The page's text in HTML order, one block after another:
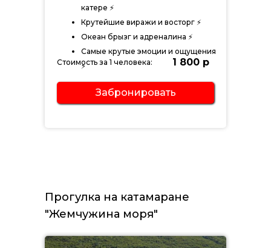
катере ⚡
Крутейшие виражи и восторг ⚡
Океан брызг и адреналина ⚡
Самые крутые эмоции и ощущения
⚡
Забронировать
Стоимость за 1 человека: 1 800 р
Прогулка на катамаране
"Жемчужина моря"